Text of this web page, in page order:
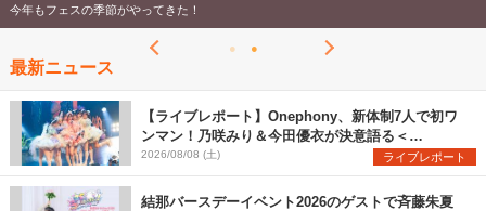
今年もフェスの季節がやってきた！
最新ニュース
【ライブレポート】Onephony、新体制7人で初ワ
ンマン！乃咲みり＆今田優衣が決意語る＜
Onephony新体制1st Oneman Live はじまりの夏
＞
2026/08/08 (土) ライブレポート
結那バースデーイベント2026のゲストで斉藤朱夏